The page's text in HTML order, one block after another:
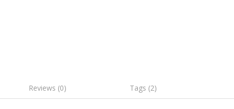
Reviews (0) Tags (2)